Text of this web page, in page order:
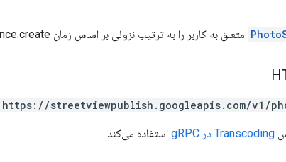
متعلق به کاربر را به ترتیب نزولی بر اساس زمان photoSequence.create لیست می‌کند.
https://streetviewpublish.googleapis.com/v1/
Transcoding در gRPC استفاده می‌کند.